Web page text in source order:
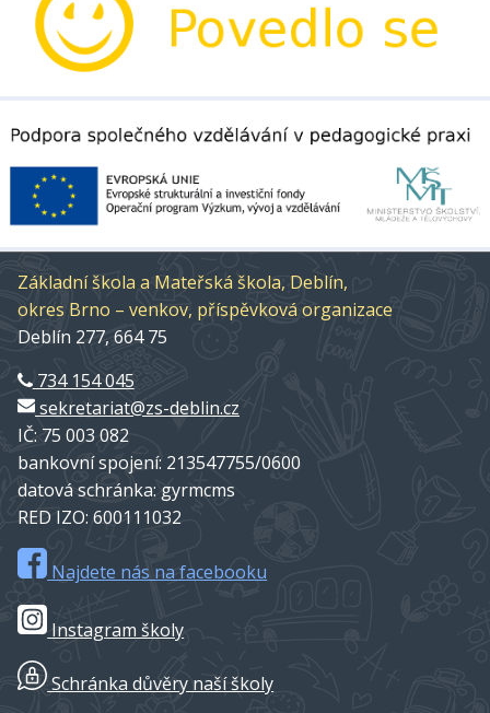
Základní škola a Mateřská škola, Deblín,
okres Brno – venkov, příspěvková organizace
Deblín 277, 664 75
734 154 045
sekretariat@zs-deblin.cz
IČ: 75 003 082
bankovní spojení: 213547755/0600
datová schránka: gyrmcms
RED IZO: 600111032
Najdete nás na facebooku
Instagram školy
Schránka důvěry naší školy